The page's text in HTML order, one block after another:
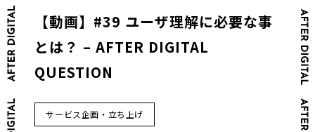
【動画】#39 ユーザ理解に必要な事
とは？ – AFTER DIGITAL
QUESTION
サービス企画・立ち上げ